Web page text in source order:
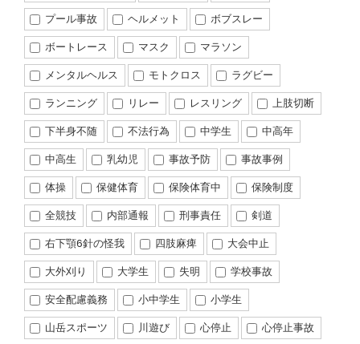
プール事故
ヘルメット
ボブスレー
ボートレース
マスク
マラソン
メンタルヘルス
モトクロス
ラグビー
ランニング
リレー レスリング
上肢切断
下半身不随
不法行為 中学生
中高年
中高生
乳幼児 事故予防
事故事例
体操
保健体育 保険体育中
保険制度
全競技
内部通報 刑事責任
剣道
右下顎6針の怪我
四肢麻痺
大会中止
大外刈り
大学生 失明
学校事故
安全配慮義務
小中学生
小学生
山岳スポーツ
川遊び 心停止 心停止事故